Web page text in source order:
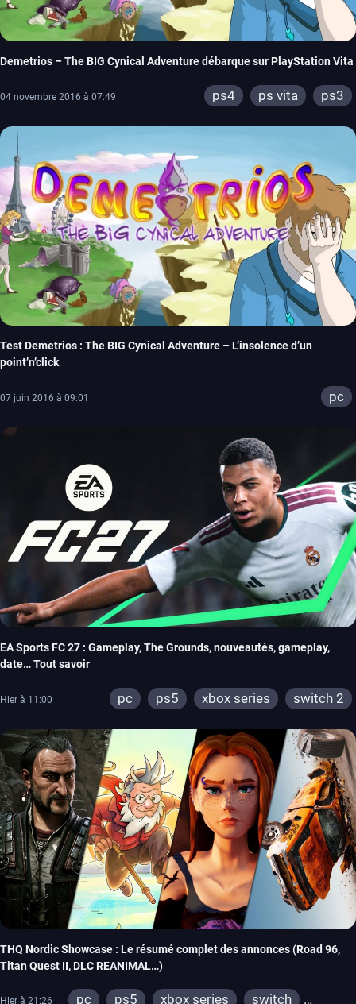
Demetrios – The BIG Cynical Adventure débarque sur PlayStation Vita
04 novembre 2016 à 07:49 ps4 ps vita ps3
Test Demetrios : The BIG Cynical Adventure – L’insolence d’un
point’n’click
07 juin 2016 à 09:01 pc
EA Sports FC 27 : Gameplay, The Grounds, nouveautés, gameplay,
date… Tout savoir
Hier à 11:00 pc ps5 xbox series switch 2
THQ Nordic Showcase : Le résumé complet des annonces (Road 96,
Titan Quest II, DLC REANIMAL…)
Hier à 21:26 pc ps5 xbox series switch